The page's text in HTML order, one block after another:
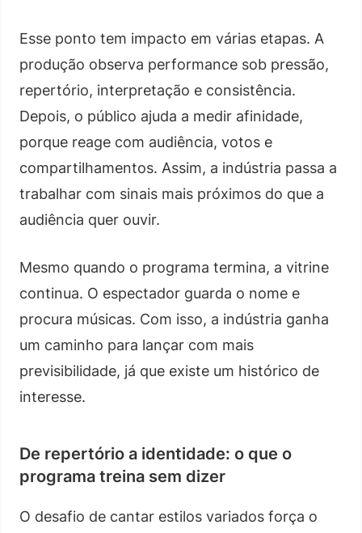
Esse ponto tem impacto em várias etapas. A
produção observa performance sob pressão,
repertório, interpretação e consistência.
Depois, o público ajuda a medir afinidade,
porque reage com audiência, votos e
compartilhamentos. Assim, a indústria passa a
trabalhar com sinais mais próximos do que a
audiência quer ouvir.
Mesmo quando o programa termina, a vitrine
continua. O espectador guarda o nome e
procura músicas. Com isso, a indústria ganha
um caminho para lançar com mais
previsibilidade, já que existe um histórico de
interesse.
De repertório a identidade: o que o
programa treina sem dizer
O desafio de cantar estilos variados força o